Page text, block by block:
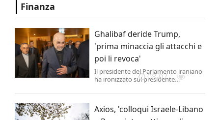
Finanza
Ghalibaf deride Trump,
'prima minaccia gli attacchi e
poi li revoca'
Il presidente del Parlamento iraniano
ha ironizzato sul presidente
annuncia attacchi imponenti, salvo
08-07
Axios, 'colloqui Israele-Libano